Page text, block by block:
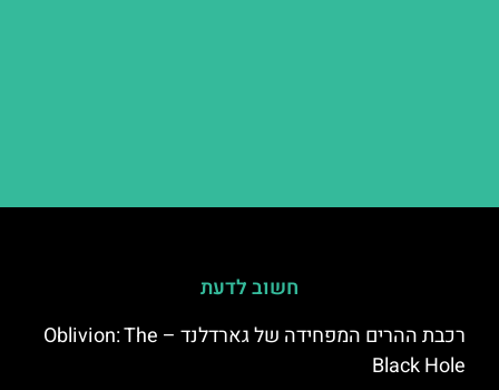
חשוב לדעת
רכבת ההרים המפחידה של גארדלנד – Oblivion: The
Black Hole